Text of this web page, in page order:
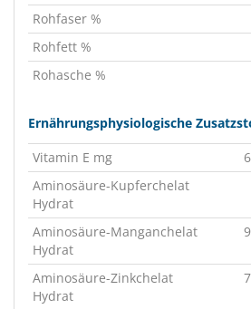
Rohfaser %
Rohfett %
Rohasche %
Ernährungsphysiologische
Vitamin E mg
Aminosäure-Kupferchelat
Hydrat
Aminosäure-Manganchelat
Hydrat
Aminosäure-Zinkchelat
Hydrat